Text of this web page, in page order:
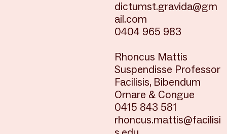
dictumst.gravida@gm
ail.com
0404 965 983
Rhoncus Mattis
Suspendisse Professor
Facilisis, Bibendum
Ornare & Congue
0415 843 581
rhoncus.mattis@facilisi